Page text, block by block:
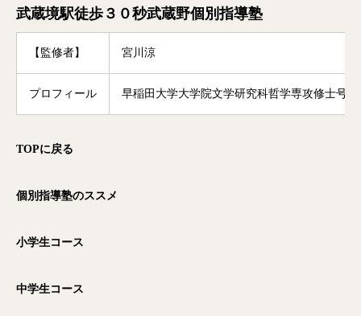
武蔵境駅徒歩３０秒武蔵野個別指導塾
【監修者】 宮川涼
プロフィール 早稲田大学大学院文学研究科哲学専攻修士号
TOPに戻る
個別指導塾のススメ
小学生コース
中学生コース